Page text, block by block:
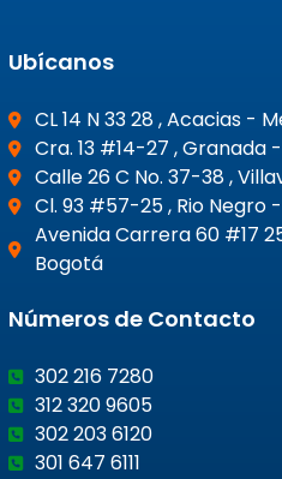
Ubícanos
CL 14 N 33 28 , Acacias -
Cra. 13 #14-27 , Granada
Calle 26 C No. 37-38 ,
Cl. 93 #57-25 , Rio Negro
Avenida Carrera 60 #17
Bogotá
Números de Contacto
302 216 7280
312 320 9605
302 203 6120
301 647 6111